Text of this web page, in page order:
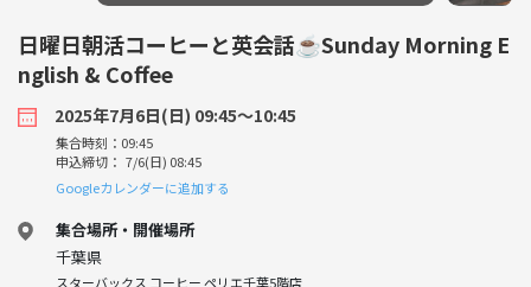
日曜日朝活コーヒーと英会話☕Sunday Morning E
nglish & Coffee
2025年7月6日(日) 09:45〜10:45
集合時刻：09:45
申込締切： 7/6(日) 08:45
Googleカレンダーに追加する
集合場所・開催場所
千葉県
スターバックス コーヒー ペリエ千葉5階店